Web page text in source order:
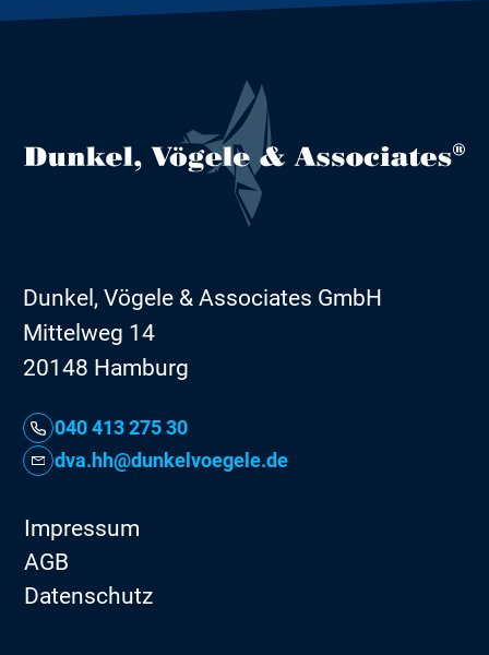
Dunkel, Vögele & Associates GmbH
Mittelweg 14
20148 Hamburg
040 413 275 30
dva.hh@dunkelvoegele.de
Impressum
AGB
Datenschutz